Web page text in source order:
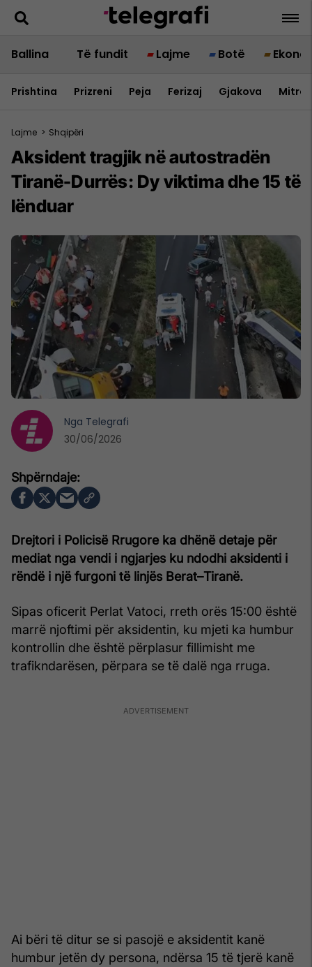
Ballina Të fundit Lajme Botë
Prishtina Prizreni Peja Ferizaj Gjakova
Lajme > Shqipëri
Aksident tragjik në autostradën
Tiranë-Durrës: Dy viktima dhe 15 të
lënduar
Drejtori i Policisë Rrugore ka dhënë detaje për
mediat nga vendi i ngjarjes ku ndodhi aksidenti i
rëndë i një furgoni të linjës Berat–Tiranë.
Sipas oficerit Perlat Vatoci, rreth orës 15:00 është
marrë njoftimi për aksidentin, ku mjeti ka humbur
kontrollin dhe është përplasur fillimisht me
trafikndarësen, përpara se të dalë nga rruga.
Ai bëri të ditur se si pasojë e aksidentit kanë
humbur jetën dy persona, ndërsa 15 të tjerë kanë
Nga Telegrafi
30/06/2026